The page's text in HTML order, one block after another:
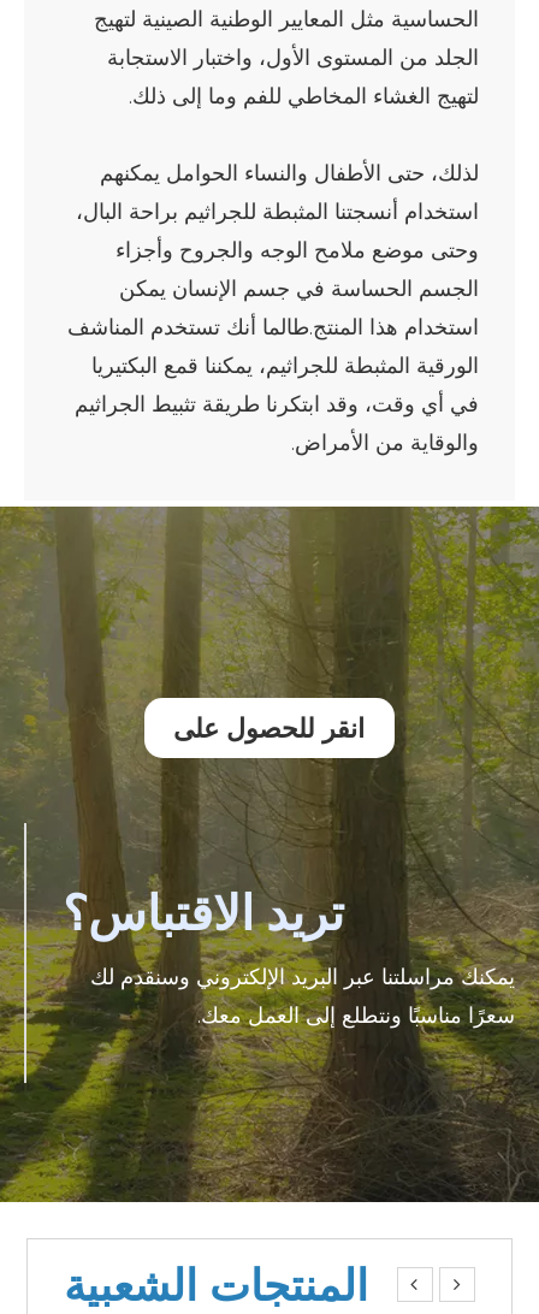
الحساسية مثل المعايير الوطنية الصينية لتهيج
الجلد من المستوى الأول، واختبار الاستجابة
لتهيج الغشاء المخاطي للفم وما إلى ذلك.
لذلك، حتى الأطفال والنساء الحوامل يمكنهم
استخدام أنسجتنا المثبطة للجراثيم براحة البال،
وحتى موضع ملامح الوجه والجروح وأجزاء
الجسم الحساسة في جسم الإنسان يمكن
استخدام هذا المنتج.طالما أنك تستخدم المناشف
الورقية المثبطة للجراثيم، يمكننا قمع البكتيريا
في أي وقت، وقد ابتكرنا طريقة تثبيط الجراثيم
والوقاية من الأمراض.
انقر للحصول على
الاقتباس &gt;&gt;
تريد الاقتباس؟
يمكنك مراسلتنا عبر البريد الإلكتروني وسنقدم لك
سعرًا مناسبًا ونتطلع إلى العمل معك.
المنتجات الشعبية  